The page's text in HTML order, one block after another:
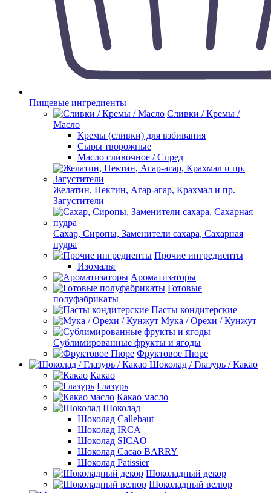
Пищевые ингредиенты
Сливки / Кремы /
Масло
Кремы (сливки) для взбивания
Сыры творожные
Масло сливочное / Спред
Желатин, Пектин, Агар-агар, Крахмал и пр.
Загустители
Сахар, Сиропы, Заменители сахара, Сахарная
пудра
Прочие ингредиенты
Изомальт
Ароматизаторы
Готовые
полуфабрикаты
Пасты кондитерские
Мука / Орехи / Кунжут
Сублимированные фрукты и ягоды
Фруктовое Пюре
Шоколад / Глазурь / Какао
Какао
Глазурь
Какао масло
Шоколад
Шоколад Callebaut
Шоколад IRCA
Шоколад SICAO
Шоколад Cacao BARRY
Шоколад Patissier
Шоколадный декор
Шоколадный велюр